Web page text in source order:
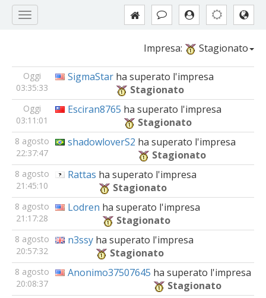
Impresa: Stagionato
Oggi
03:35:33
SigmaStar ha superato l'impresa
Stagionato
Oggi
03:11:01
Esciran8765 ha superato l'impresa
Stagionato
8 agosto
22:37:47
shadowloverS2 ha superato l'impresa
Stagionato
8 agosto
21:45:10
Rattas ha superato l'impresa
Stagionato
8 agosto
21:17:28
Lodren ha superato l'impresa
Stagionato
8 agosto
20:57:32
n3ssy ha superato l'impresa
Stagionato
8 agosto
20:08:37
Anonimo37507645 ha superato l'impresa
Stagionato